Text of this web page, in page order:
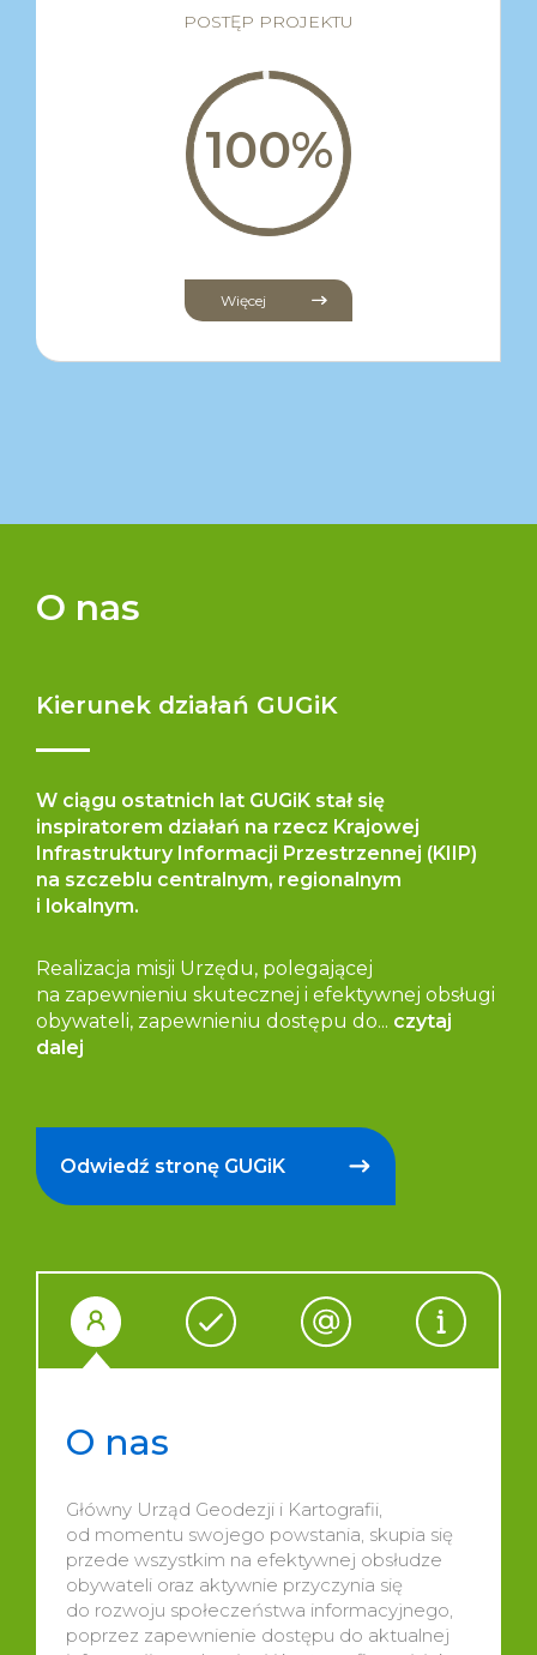
POSTĘP PROJEKTU
Więcej
O nas
Kierunek działań GUGiK
W ciągu ostatnich lat GUGiK stał się
inspiratorem działań na rzecz Krajowej
Infrastruktury Informacji Przestrzennej (KIIP)
na szczeblu centralnym, regionalnym
i lokalnym.
Realizacja misji Urzędu, polegającej
na zapewnieniu skutecznej i efektywnej obsługi
obywateli, zapewnieniu dostępu do... czytaj
dalej
Odwiedź stronę GUGiK
O nas
Główny Urząd Geodezji i Kartografii,
od momentu swojego powstania, skupia się
przede wszystkim na efektywnej obsłudze
obywateli oraz aktywnie przyczynia się
do rozwoju społeczeństwa informacyjnego,
poprzez zapewnienie dostępu do aktualnej